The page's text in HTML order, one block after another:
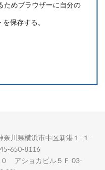
ためブラウザーに自分の
保存する。
奈川県横浜市中区新港１-１-
650-8116
０ アショカビル５Ｆ 03-